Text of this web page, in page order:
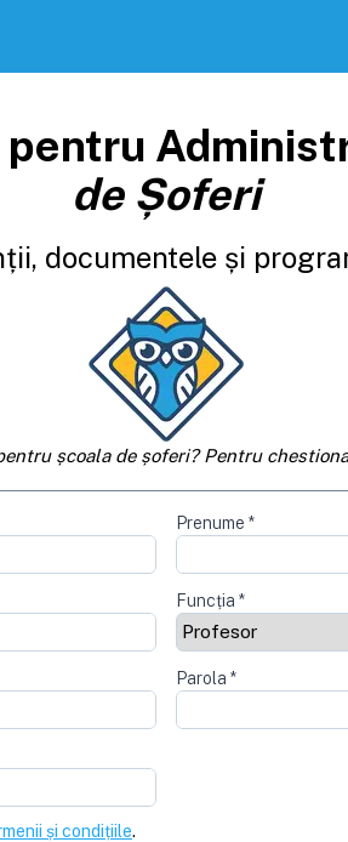
pentru
de Șoferi
documentele și
școala de șoferi? Pentru
Prenume *
Funcția *
Parola *
și condițiile.